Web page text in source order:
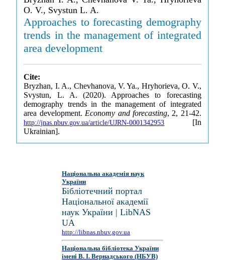
O. V., Svystun L. A.
Approaches to forecasting demography
trends in the management of integrated
area development
Cite:
Bryzhan, I. A., Chevhanova, V. Ya., Hryhorieva, O. V.,
Svystun, L. A. (2020). Approaches to forecasting
demography trends in the management of integrated
area development. Economy and forecasting, 2, 21-42.
http://jnas.nbuv.gov.ua/article/UJRN-0001342953 [In
Ukrainian].
Національна академія наук
України
Бібліотечний портал
Національної академії
наук України | LibNAS
UA
http://libnas.nbuv.gov.ua
Національна бібліотека України
імені В. І. Вернадського (НБУВ)